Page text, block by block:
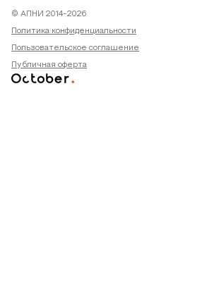
© АПНИ 2014-2026
Политика конфиденциальности
Пользовательское соглашение
Публичная оферта